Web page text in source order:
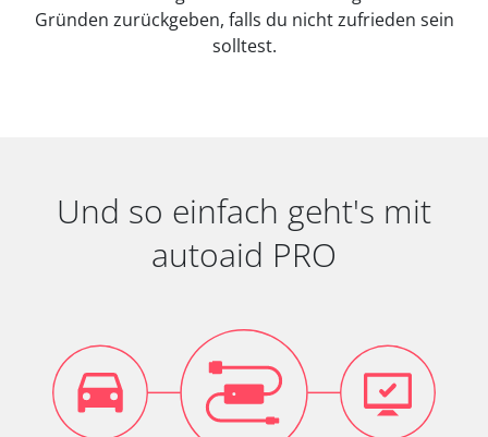
Gründen zurückgeben, falls du nicht zufrieden sein
solltest.
Und so einfach geht's mit
autoaid PRO